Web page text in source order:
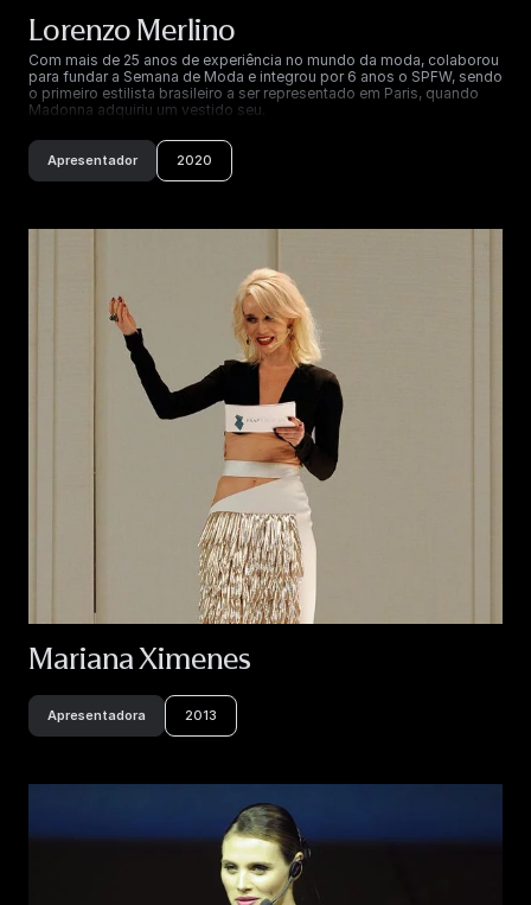
Lorenzo Merlino
Com mais de 25 anos de experiência no mundo da moda, colaborou
para fundar a Semana de Moda e integrou por 6 anos o SPFW, sendo
o primeiro estilista brasileiro a ser representado em Paris, quando
Madonna adquiriu um vestido seu.
Pós-graduado em História da Arte, Mestre e Doutor em História da
Arte. Conquistou bolsa CAPES de doutorado-sanduíche na
University of Brighton para o primeiro semestre de 2021.
Apresentador 2020
Mariana Ximenes
Apresentadora 2013